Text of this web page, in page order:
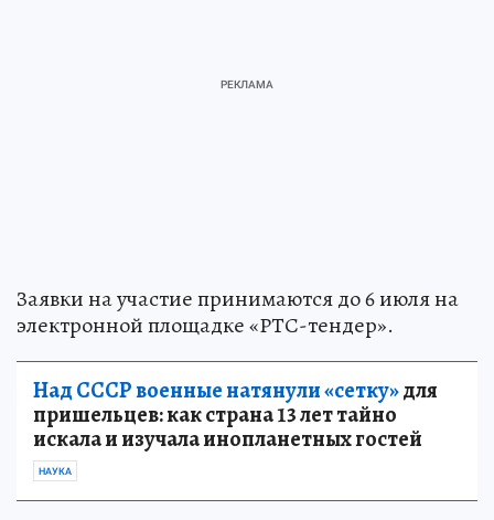
Заявки на участие принимаются до 6 июля на
электронной площадке «РТС-тендер».
Над СССР военные натянули «сетку»для
пришельцев: как страна 13 лет тайно
искала и изучала инопланетных гостей
НАУКА